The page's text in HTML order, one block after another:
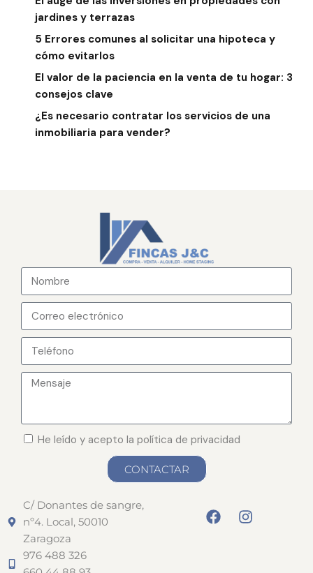
jardines y terrazas
5 Errores comunes al solicitar una hipoteca y
cómo evitarlos
El valor de la paciencia en la venta de tu hogar: 3
consejos clave
¿Es necesario contratar los servicios de una
inmobiliaria para vender?
He leído y acepto la política de privacidad
CONTACTAR
C/ Donantes de sangre,
nº4. Local, 50010
Zaragoza
976 488 326